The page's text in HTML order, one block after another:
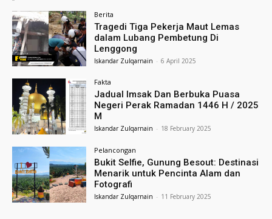
Berita
Tragedi Tiga Pekerja Maut Lemas
dalam Lubang Pembetung Di
Lenggong
Iskandar Zulqarnain - 6 April 2025
Fakta
Jadual Imsak Dan Berbuka Puasa
Negeri Perak Ramadan 1446 H / 2025
M
Iskandar Zulqarnain - 18 February 2025
Pelancongan
Bukit Selfie, Gunung Besout: Destinasi
Menarik untuk Pencinta Alam dan
Fotografi
Iskandar Zulqarnain - 11 February 2025